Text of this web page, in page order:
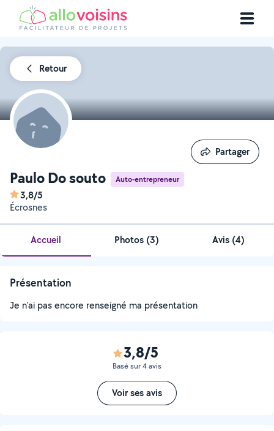
Retour
Paulo Do souto Auto-entrepreneur
3,8/5
Écrosnes
Partager
Partager
Accueil Photos (3) Avis (4)
Présentation
Je n'ai pas encore renseigné ma présentation
3,8/5
Basé sur 4 avis
Voir ses avis